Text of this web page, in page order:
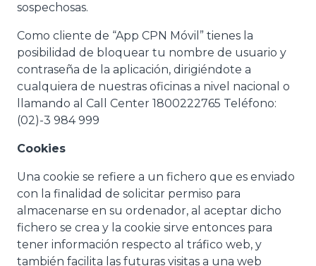
sospechosas.
Como cliente de “App CPN Móvil” tienes la
posibilidad de bloquear tu nombre de usuario y
contraseña de la aplicación, dirigiéndote a
cualquiera de nuestras oficinas a nivel nacional o
llamando al Call Center 1800222765 Teléfono:
(02)-3 984 999
Cookies
Una cookie se refiere a un fichero que es enviado
con la finalidad de solicitar permiso para
almacenarse en su ordenador, al aceptar dicho
fichero se crea y la cookie sirve entonces para
tener información respecto al tráfico web, y
también facilita las futuras visitas a una web